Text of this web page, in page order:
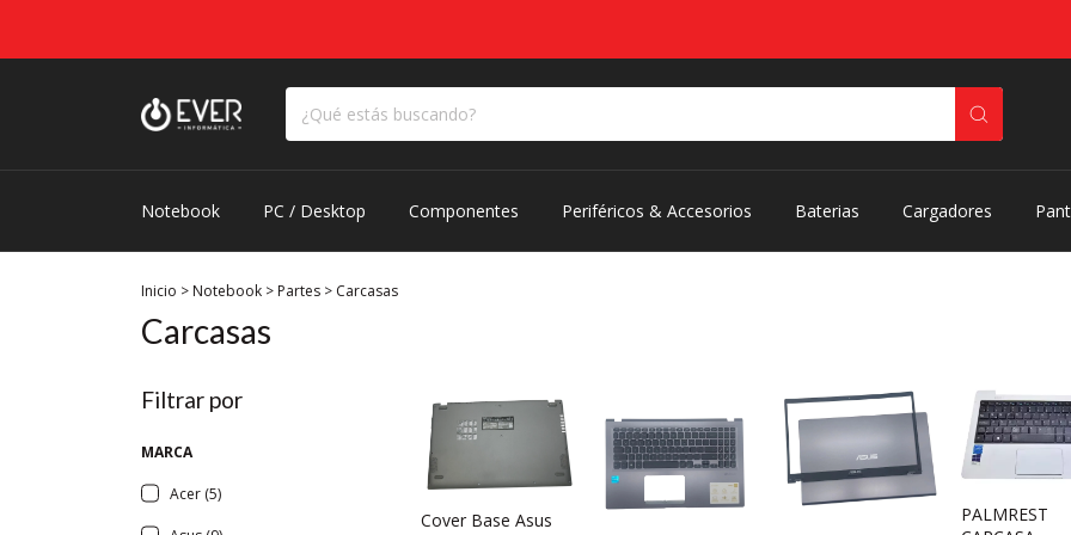
Notebook PC / Desktop Componentes Periféricos & Accesorios Baterias Cargadores
Inicio > Notebook > Partes > Carcasas
Carcasas
Filtrar por
MARCA
Acer (5)
Cover Base Asus
PALMREST